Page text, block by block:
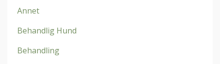
Annet
Behandlig Hund
Behandling